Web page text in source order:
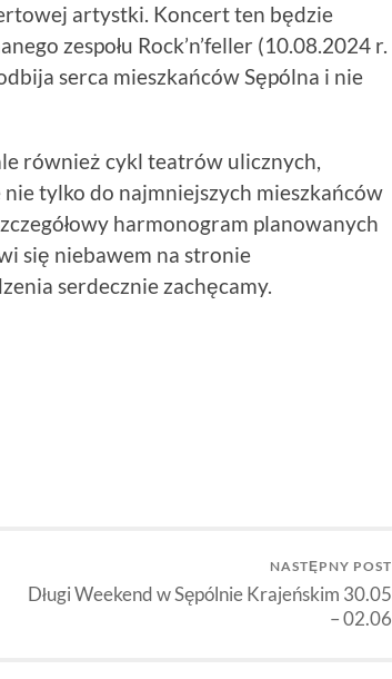
artystki. Koncert ten będzie
zespołu Rock’n’feller (10.08.2024 r.
serca mieszkańców Sępólna i nie
również cykl teatrów ulicznych,
tylko do najmniejszych mieszkańców
harmonogram planowanych
się niebawem na stronie
serdecznie zachęcamy.
NASTĘPNY POST
Długi Weekend w Sępólnie Krajeńskim 30.05
– 02.06